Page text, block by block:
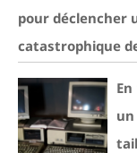
pour déclencher
catastrophique